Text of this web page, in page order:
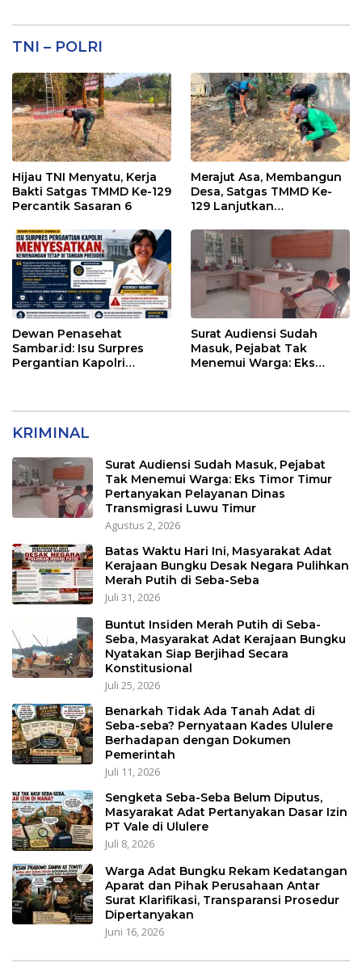
TNI – POLRI
Hijau TNI Menyatu, Kerja
Bakti Satgas TMMD Ke-129
Percantik Sasaran 6
Merajut Asa, Membangun
Desa, Satgas TMMD Ke-
129 Lanjutkan
Dewan Penasehat
Sambar.id: Isu Surpres
Pergantian Kapolri
Surat Audiensi Sudah
Masuk, Pejabat Tak
Menemui Warga: Eks
KRIMINAL
Surat Audiensi Sudah Masuk, Pejabat
Tak Menemui Warga: Eks Timor Timur
Pertanyakan Pelayanan Dinas
Transmigrasi Luwu Timur
Agustus 2, 2026
Batas Waktu Hari Ini, Masyarakat Adat
Kerajaan Bungku Desak Negara Pulihkan
Merah Putih di Seba-Seba
Juli 31, 2026
Buntut Insiden Merah Putih di Seba-
Seba, Masyarakat Adat Kerajaan Bungku
Nyatakan Siap Berjihad Secara
Konstitusional
Juli 25, 2026
Benarkah Tidak Ada Tanah Adat di
Seba-seba? Pernyataan Kades Ululere
Berhadapan dengan Dokumen
Pemerintah
Juli 11, 2026
Sengketa Seba-Seba Belum Diputus,
Masyarakat Adat Pertanyakan Dasar Izin
PT Vale di Ululere
Juli 8, 2026
Warga Adat Bungku Rekam Kedatangan
Aparat dan Pihak Perusahaan Antar
Surat Klarifikasi, Transparansi Prosedur
Dipertanyakan
Juni 16, 2026